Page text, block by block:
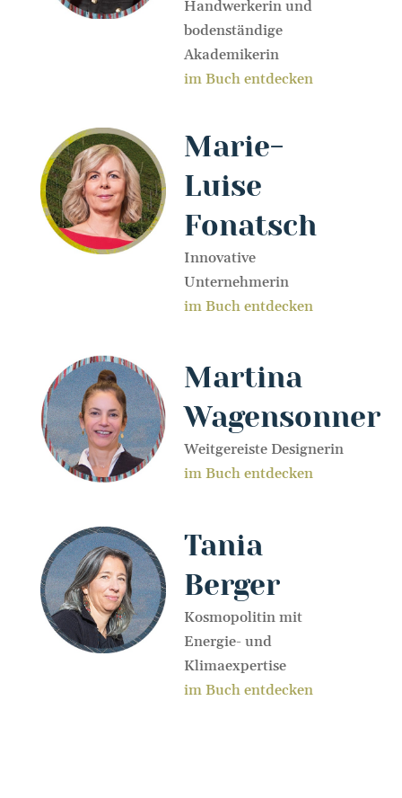
Handwerkerin und
bodenständige
Akademikerin
im Buch entdecken
Marie-
Luise
Fonatsch
Innovative
Unternehmerin
im Buch entdecken
Martina
Wagensonner
Weitgereiste Designerin
im Buch entdecken
Tania
Berger
Kosmopolitin mit
Energie- und
Klimaexpertise
im Buch entdecken